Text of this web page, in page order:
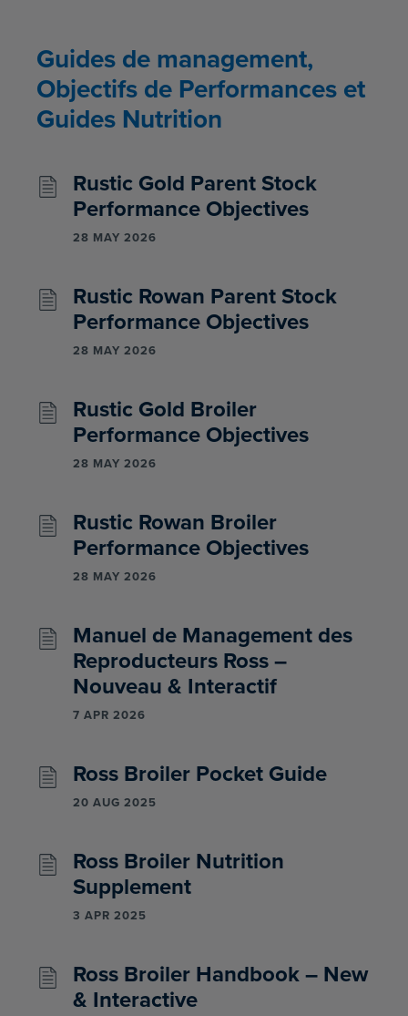
Guides de management,
Objectifs de Performances et
Guides Nutrition
Rustic Gold Parent Stock
Performance Objectives
28 MAY 2026
Rustic Rowan Parent Stock
Performance Objectives
28 MAY 2026
Rustic Gold Broiler
Performance Objectives
28 MAY 2026
Rustic Rowan Broiler
Performance Objectives
28 MAY 2026
Manuel de Management des
Reproducteurs Ross –
Nouveau & Interactif
7 APR 2026
Ross Broiler Pocket Guide
20 AUG 2025
Ross Broiler Nutrition
Supplement
3 APR 2025
Ross Broiler Handbook – New
& Interactive